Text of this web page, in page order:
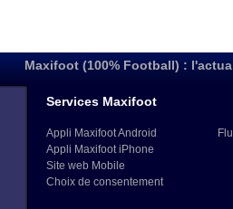
Maxifoot (100% Football) :
Services Maxifoot
Appli Maxifoot Android
Appli Maxifoot iPhone
Site web Mobile
Choix de consentement